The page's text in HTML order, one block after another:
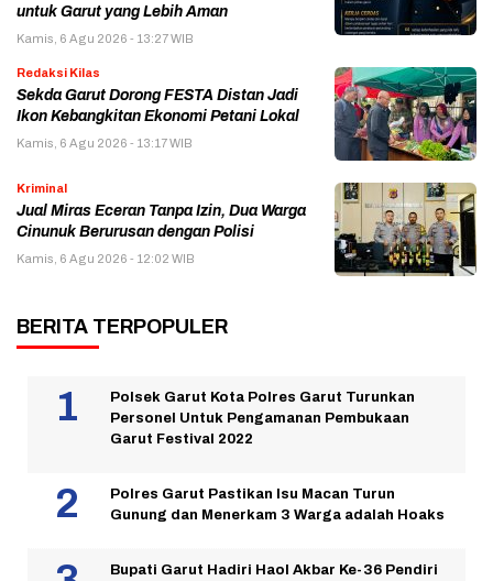
untuk Garut yang Lebih Aman
Kamis, 6 Agu 2026 - 13:27 WIB
Redaksi Kilas
Sekda Garut Dorong FESTA Distan Jadi
Ikon Kebangkitan Ekonomi Petani Lokal
Kamis, 6 Agu 2026 - 13:17 WIB
Kriminal
Jual Miras Eceran Tanpa Izin, Dua Warga
Cinunuk Berurusan dengan Polisi
Kamis, 6 Agu 2026 - 12:02 WIB
BERITA TERPOPULER
Polsek Garut Kota Polres Garut Turunkan
Personel Untuk Pengamanan Pembukaan
Garut Festival 2022
Polres Garut Pastikan Isu Macan Turun
Gunung dan Menerkam 3 Warga adalah Hoaks
Bupati Garut Hadiri Haol Akbar Ke-36 Pendiri